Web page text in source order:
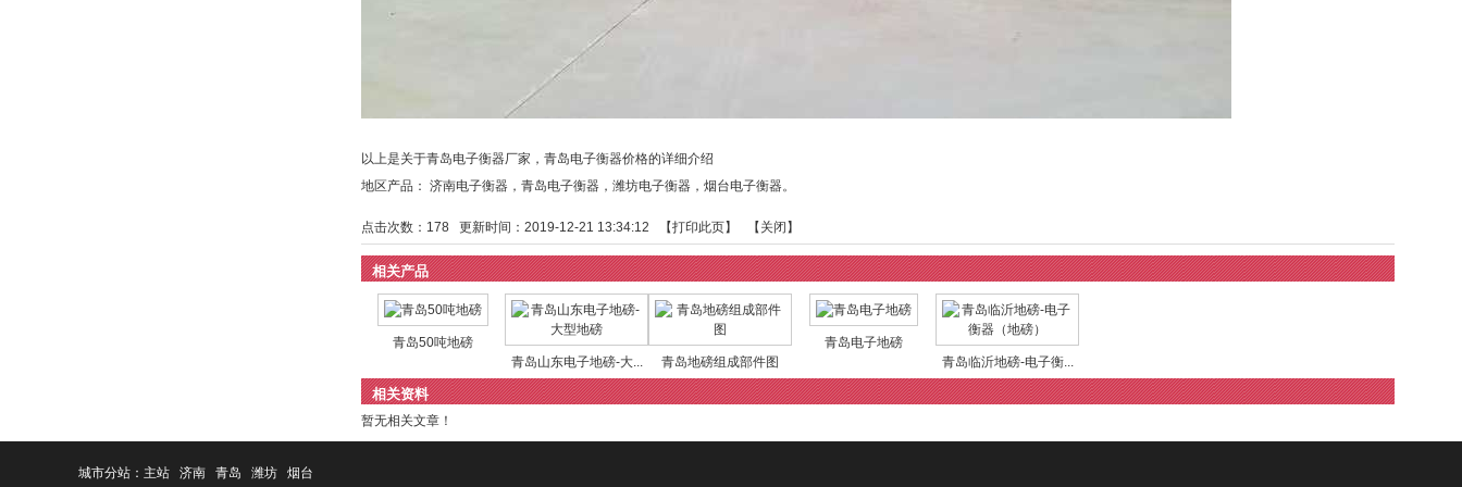
以上是关于青岛电子衡器厂家，青岛电子衡器价格的详细介绍
地区产品： 济南电子衡器 ， 青岛电子衡器 ， 潍坊电子衡器 ， 烟台电子衡器。
点击次数： 178 更新时间：2019-12-21 13:34:12 【打印此页】 【 关闭 】
相关产品
青岛50吨地磅
青岛山东电子地磅-大...
青岛地磅组成部件图
青岛电子地磅
青岛临沂地磅-电子衡...
相关资料
暂无相关文章！
城市分站： 主站 济南 青岛 潍坊 烟台